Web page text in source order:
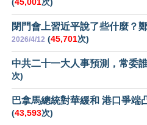
(45,001次)
閉門會上習近平說了些什麼？
2026/4/12 (45,701次)
中共二十一大人事預測，常委
次)
巴拿馬總統對華緩和 港口爭端
(43,593次)